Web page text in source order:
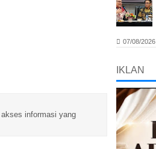
informasi yang
07/08/2026
IKLAN